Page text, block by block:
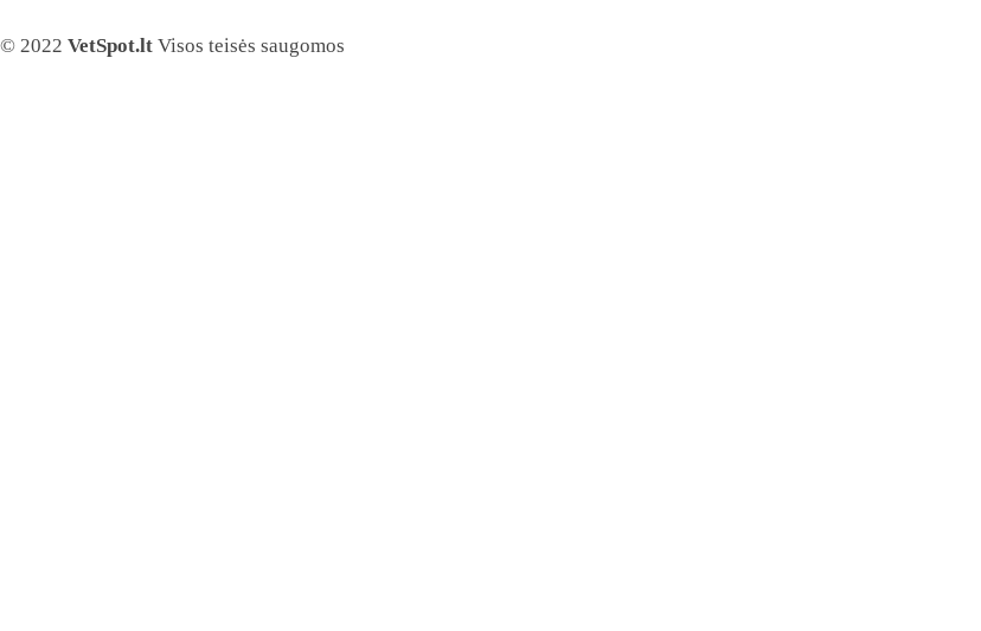
© 2022 VetSpot.lt Visos teisės saugomos